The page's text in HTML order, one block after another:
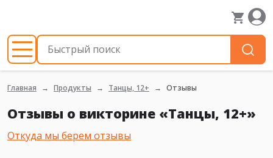
Главная Продукты Танцы, 12+ Отзывы
Отзывы о викторине «Танцы, 12+»
Откуда мы берем отзывы